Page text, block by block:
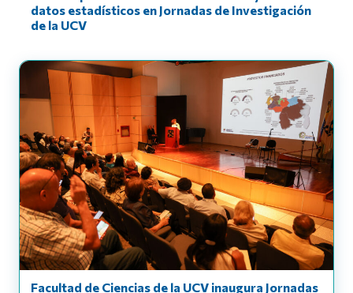
datos estadísticos en Jornadas de Investigación
de la UCV
Facultad de Ciencias de la UCV inaugura Jornadas